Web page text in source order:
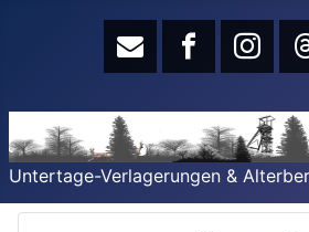
Untertage-Verlagerungen &